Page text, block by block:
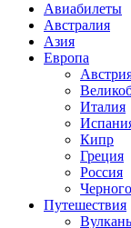
Авиабилеты
Австралия
Азия
Европа
Италия
Кипр
Греция
Россия
Путешествия